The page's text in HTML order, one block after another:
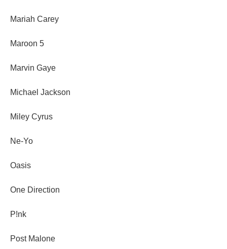
Mariah Carey
Maroon 5
Marvin Gaye
Michael Jackson
Miley Cyrus
Ne-Yo
Oasis
One Direction
P!nk
Post Malone